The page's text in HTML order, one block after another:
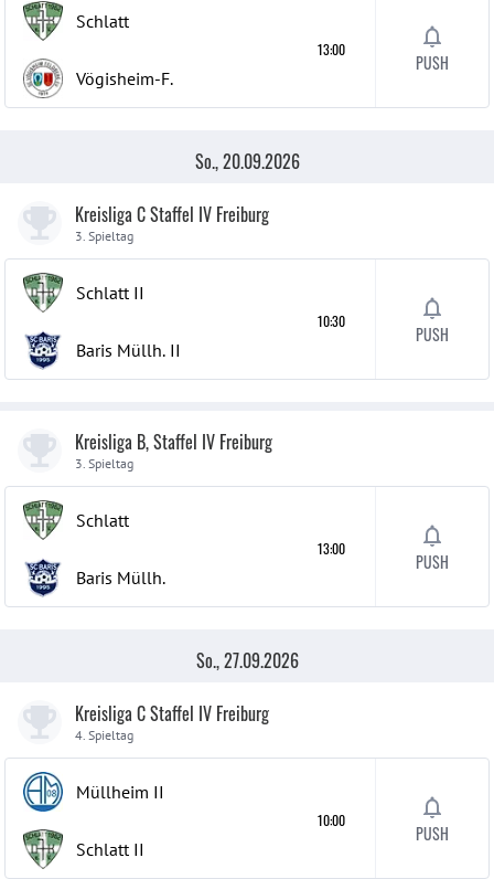
Schlatt
Vögisheim-F.
13:00
PUSH
So., 20.09.2026
Kreisliga C Staffel IV Freiburg
3. Spieltag
Schlatt II
Baris Müllh. II
10:30
PUSH
Kreisliga B, Staffel IV Freiburg
3. Spieltag
Schlatt
Baris Müllh.
13:00
PUSH
So., 27.09.2026
Kreisliga C Staffel IV Freiburg
4. Spieltag
Müllheim II
Schlatt II
10:00
PUSH